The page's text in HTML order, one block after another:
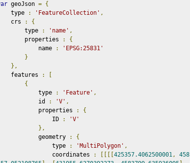
geoJson = {
        type
: 'FeatureCollection' ,
        crs
:
{
            type
: 'name' ,
            properties
:
{
                name
:
'EPSG:25831'
}
},
        features
:
{
                type
: 'Feature' ,
                id
: 'V' ,
                properties
:
{
                    ID
:
'V'
},
                geometry
:
{
                    type
: 'MultiPolygon' ,
                    coordinates
: 425357.4062500001,